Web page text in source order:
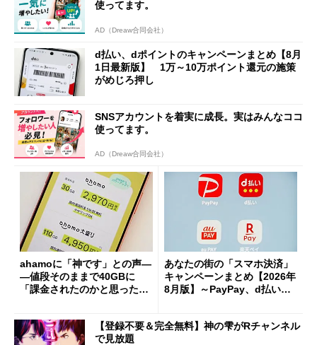
使ってます。
AD（Dreaw合同会社）
d払い、dポイントのキャンペーンまとめ【8月
1日最新版】 1万～10万ポイント還元の施策
がめじろ押し
SNSアカウントを着実に成長。実はみんなココ
使ってます。
AD（Dreaw合同会社）
ahamoに「神です」との声―
―値段そのままで40GBに
「課金されたのかと思った」
あなたの街の「スマホ決済」
キャンペーンまとめ【2026年
8月版】～PayPay、d払い、a
【登録不要＆完全無料】神の雫がRチャンネル
で見放題